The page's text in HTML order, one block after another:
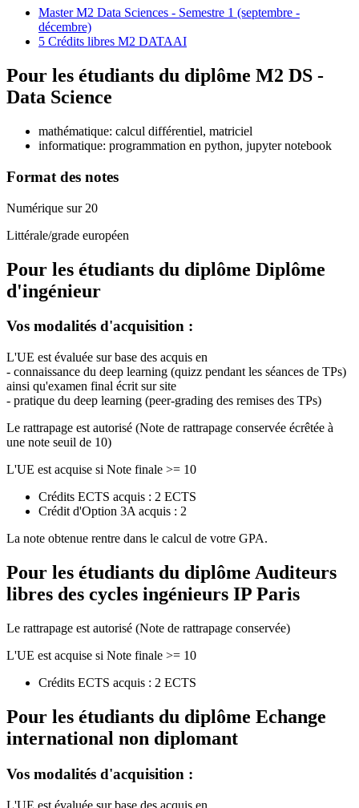
Master M2 Data Sciences - Semestre 1 (septembre -
décembre)
5 Crédits libres M2 DATAAI
Pour les étudiants du diplôme M2 DS -
Data Science
mathématique: calcul différentiel, matriciel
informatique: programmation en python, jupyter notebook
Format des notes
Numérique sur 20
Littérale/grade européen
Pour les étudiants du diplôme Diplôme
d'ingénieur
Vos modalités d'acquisition :
L'UE est évaluée sur base des acquis en
- connaissance du deep learning (quizz pendant les séances de TPs)
ainsi qu'examen final écrit sur site
- pratique du deep learning (peer-grading des remises des TPs)
Le rattrapage est autorisé (Note de rattrapage conservée écrêtée à
une note seuil de 10)
L'UE est acquise si Note finale >= 10
Crédits ECTS acquis : 2 ECTS
Crédit d'Option 3A acquis : 2
La note obtenue rentre dans le calcul de votre GPA.
Pour les étudiants du diplôme Auditeurs
libres des cycles ingénieurs IP Paris
Le rattrapage est autorisé (Note de rattrapage conservée)
L'UE est acquise si Note finale >= 10
Crédits ECTS acquis : 2 ECTS
Pour les étudiants du diplôme Echange
international non diplomant
Vos modalités d'acquisition :
L'UE est évaluée sur base des acquis en